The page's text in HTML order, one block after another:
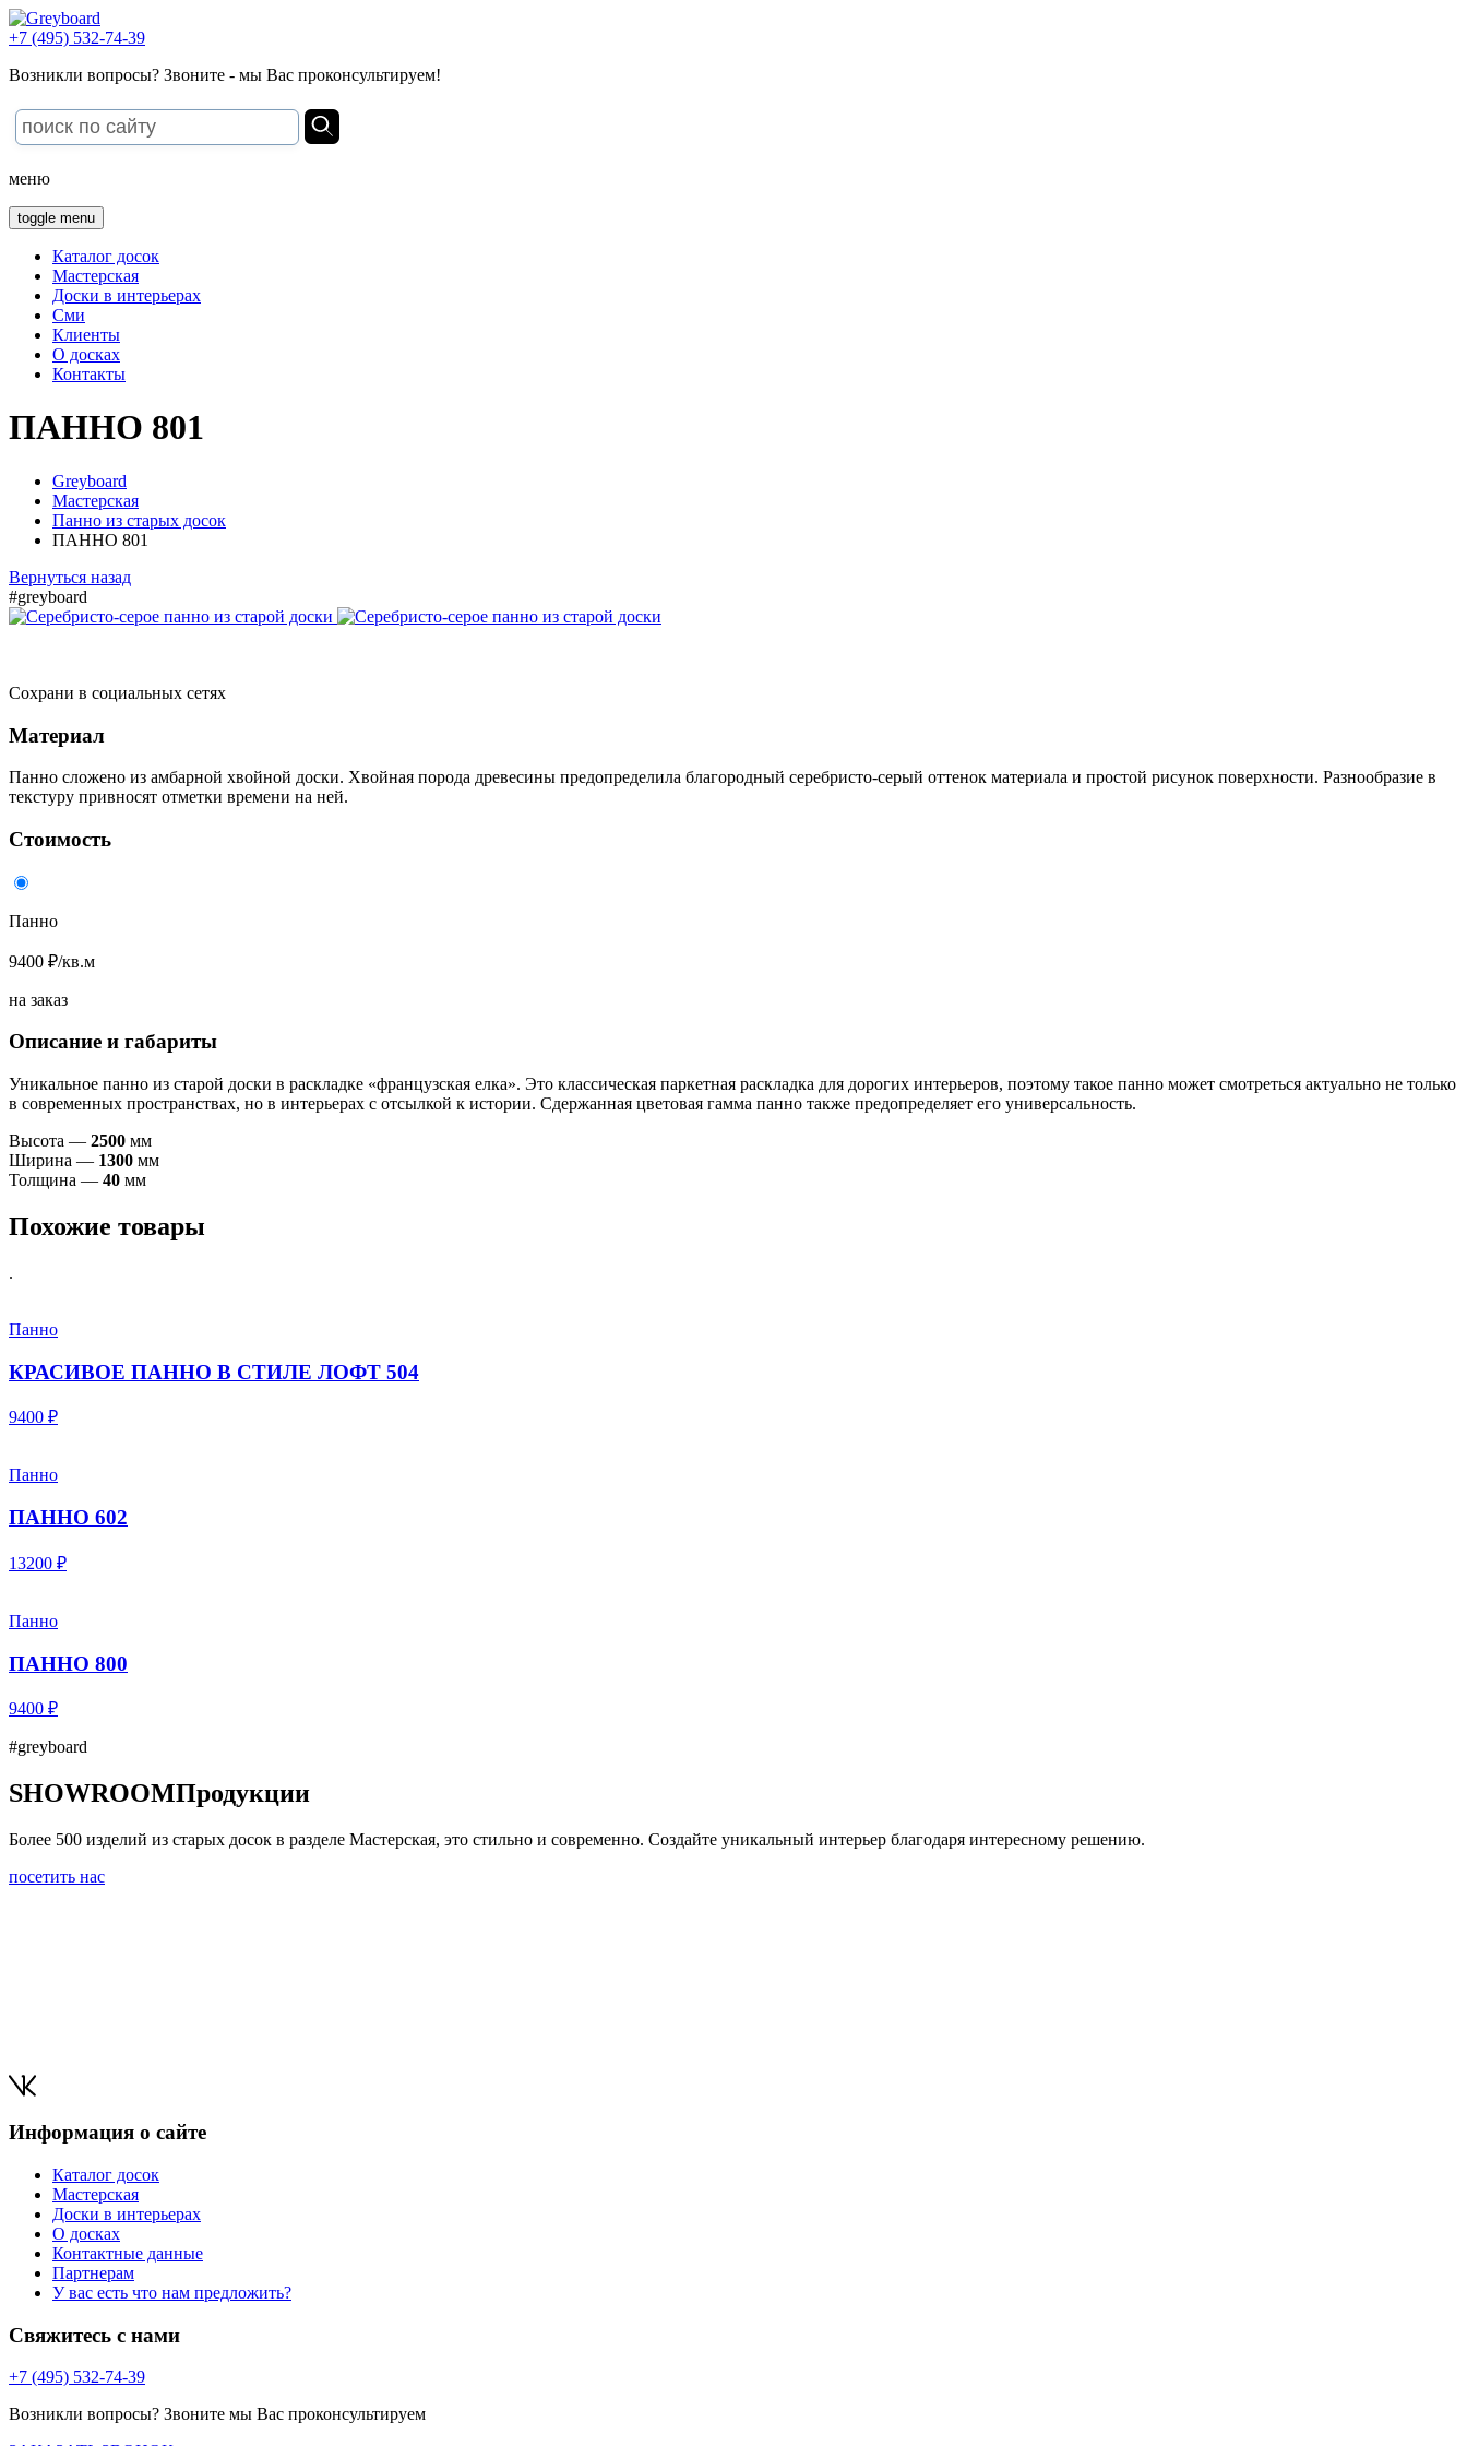
+7 (495) 532-74-39
Возникли вопросы? Звоните - мы Вас проконсультируем!
меню
toggle menu
Каталог досок
Мастерская
Доски в интерьерах
Сми
Клиенты
О досках
Контакты
ПАННО 801
Greyboard
Мастерская
Панно из старых досок
ПАННО 801
Вернуться назад
#greyboard
Сохрани в социальных сетях
Материал
Панно сложено из амбарной хвойной доски. Хвойная порода древесины предопределила благородный серебристо-серый оттенок материала и простой рисунок поверхности. Разнообразие в
текстуру привносят отметки времени на ней.
Стоимость
Панно
9400 ₽/кв.м
на заказ
Описание и габариты
Уникальное панно из старой доски в раскладке «французская елка». Это классическая паркетная раскладка для дорогих интерьеров, поэтому такое панно может смотреться актуально не только
в современных пространствах, но в интерьерах с отсылкой к истории. Сдержанная цветовая гамма панно также предопределяет его универсальность.
Высота — 2500 мм
Ширина — 1300 мм
Толщина — 40 мм
Похожие товары
.
Панно
КРАСИВОЕ ПАННО В СТИЛЕ ЛОФТ 504
9400 ₽
Панно
ПАННО 602
13200 ₽
Панно
ПАННО 800
9400 ₽
#greyboard
SHOWROOMПродукции
Более 500 изделий из старых досок в разделе Мастерская, это стильно и современно. Создайте уникальный интерьер благодаря интересному решению.
посетить нас
Информация о сайте
Каталог досок
Мастерская
Доски в интерьерах
О досках
Контактные данные
Партнерам
У вас есть что нам предложить?
Свяжитесь с нами
+7 (495) 532-74-39
Возникли вопросы? Звоните мы Вас проконсультируем